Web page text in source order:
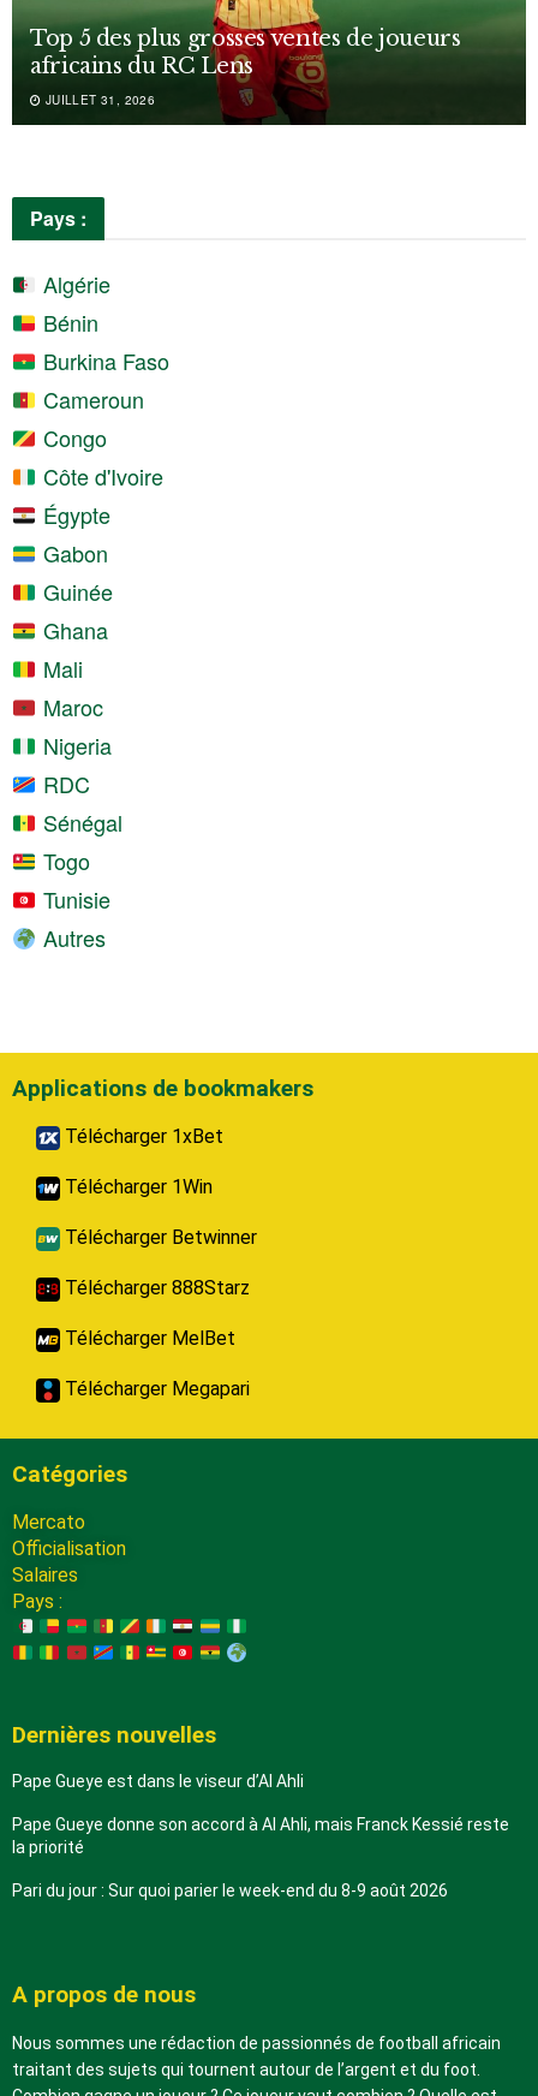
Top 5 des plus grosses ventes de joueurs
africains du RC Lens
JUILLET 31, 2026
Pays :
Algérie
Bénin
Burkina Faso
Cameroun
Congo
Côte d'Ivoire
Égypte
Gabon
Guinée
Ghana
Mali
Maroc
Nigeria
RDC
Sénégal
Togo
Tunisie
Autres
Applications de bookmakers
Télécharger 1xBet
Télécharger 1Win
Télécharger Betwinner
Télécharger 888Starz
Télécharger MelBet
Télécharger Megapari
Catégories
Mercato
Officialisation
Salaires
Pays :
Dernières nouvelles
Pape Gueye est dans le viseur d’Al Ahli
Pape Gueye donne son accord à Al Ahli, mais Franck Kessié reste
la priorité
Pari du jour : Sur quoi parier le week-end du 8-9 août 2026
A propos de nous
Nous sommes une rédaction de passionnés de football africain
traitant des sujets qui tournent autour de l’argent et du foot.